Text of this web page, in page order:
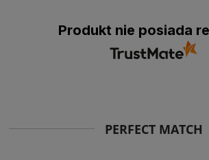
Produkt nie posiada
PERFECT MATCH